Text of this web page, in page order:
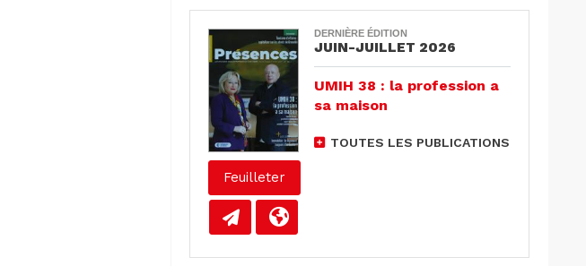
Feuilleter
DERNIÈRE ÉDITION
JUIN-JUILLET 2026
UMIH 38 : la profession a
sa maison
TOUTES LES PUBLICATIONS